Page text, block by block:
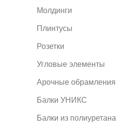
Молдинги
Плинтусы
Розетки
Угловые элементы
Арочные обрамления
Балки УНИКС
Балки из полиуретана